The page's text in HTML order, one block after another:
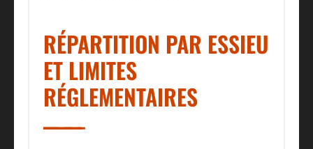
RÉPARTITION PAR ESSIEU
ET LIMITES
RÉGLEMENTAIRES